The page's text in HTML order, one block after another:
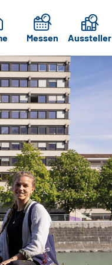
Messen Aussteller